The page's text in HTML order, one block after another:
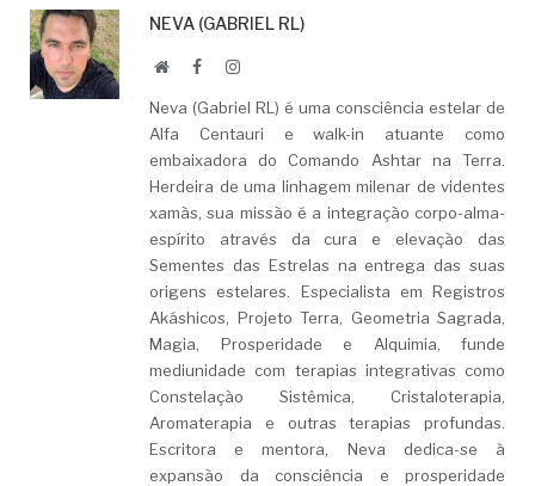
NEVA (GABRIEL RL)
WebsiteFacebookLinkedIn
Neva (Gabriel RL) é uma consciência estelar de
Alfa Centauri e walk-in atuante como
embaixadora do Comando Ashtar na Terra.
Herdeira de uma linhagem milenar de videntes
xamãs, sua missão é a integração corpo-alma-
espírito através da cura e elevação das
Sementes das Estrelas na entrega das suas
origens estelares. Especialista em Registros
Akáshicos, Projeto Terra, Geometria Sagrada,
Magia, Prosperidade e Alquimia, funde
mediunidade com terapias integrativas como
Constelação Sistêmica, Cristaloterapia,
Aromaterapia e outras terapias profundas.
Escritora e mentora, Neva dedica-se à
expansão da consciência e prosperidade